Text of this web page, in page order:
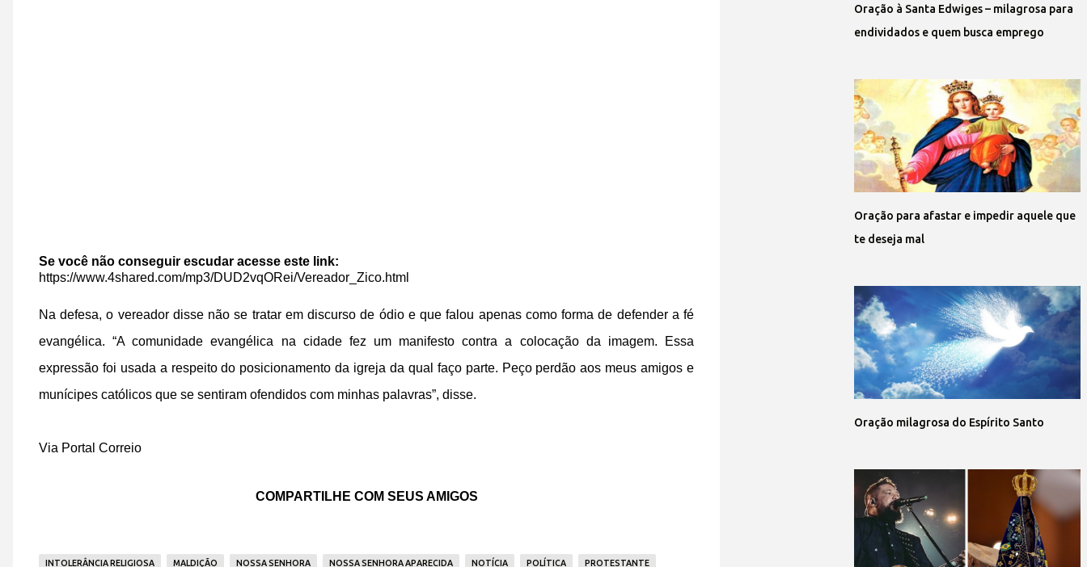
Se você não conseguir escudar acesse este link:
https://www.4shared.com/mp3/DUD2vqORei/Vereador_Zico.html
Na defesa, o vereador disse não se tratar em discurso de ódio e que falou apenas como forma de defender a fé
evangélica. “A comunidade evangélica na cidade fez um manifesto contra a colocação da imagem. Essa
expressão foi usada a respeito do posicionamento da igreja da qual faço parte. Peço perdão aos meus amigos e
munícipes católicos que se sentiram ofendidos com minhas palavras”, disse.
Via Portal Correio
COMPARTILHE COM SEUS AMIGOS
INTOLERÂNCIA RELIGIOSA MALDIÇÃO NOSSA SENHORA NOSSA SENHORA APARECIDA NOTÍCIA POLÍTICA PROTESTANTE
Oração à Santa Edwiges – milagrosa para
endividados e quem busca emprego
Oração para afastar e impedir aquele que
te deseja mal
Oração milagrosa do Espírito Santo